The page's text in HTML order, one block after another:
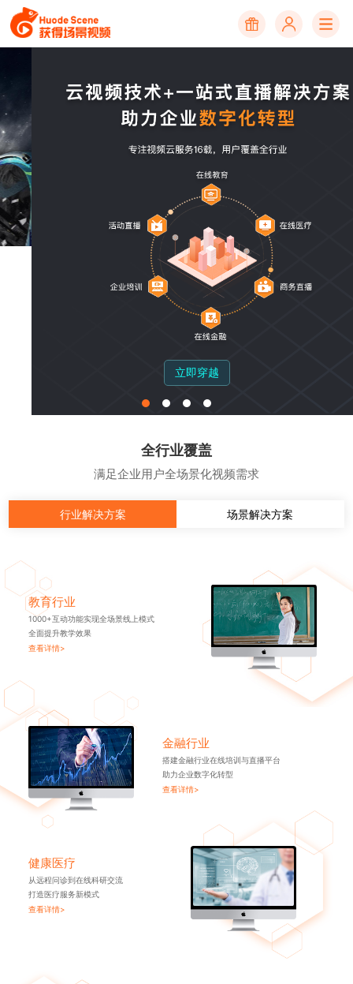
立即穿越
全行业覆盖
满足企业用户全场景化视频需求
行业解决方案 场景解决方案
教育行业
1000+互动功能实现全场景线上模式
全面提升教学效果
查看详情>
金融行业
搭建金融行业在线培训与直播平台
助力企业数字化转型
查看详情>
健康医疗
从远程问诊到在线科研交流
打造医疗服务新模式
查看详情>